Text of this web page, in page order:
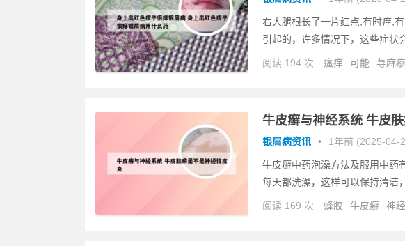
右大腿根长了一片红点,有时痒,
引起的，许多情况下，这些症状
阅读 194 次 瘙痒 可能 荨麻疹
牛皮癣与神经系统 牛皮
银屑病资讯 • 1年前 (2025-04-
牛皮癣中药泡澡方法及服用中药
每天都洗澡，这样可以保持清洁
阅读 169 次 蜂胶 牛皮癣 神